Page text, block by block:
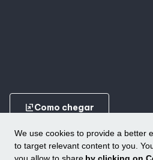
We use cookies to provide a better
to target relevant content to you.
ungroupComo chegar